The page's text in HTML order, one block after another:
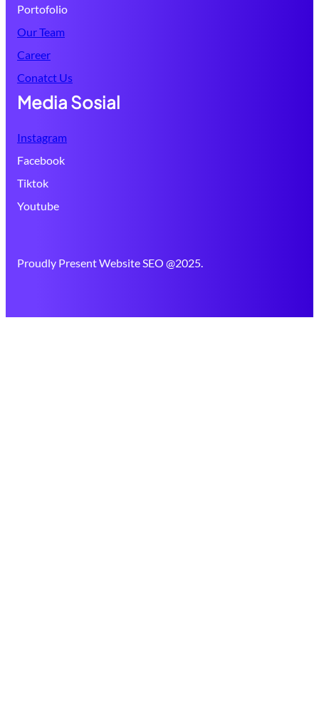
Portofolio
Our Team
Career
Conatct Us
Media Sosial
Instagram
Facebook
Tiktok
Youtube
Proudly Present Website SEO @2025.